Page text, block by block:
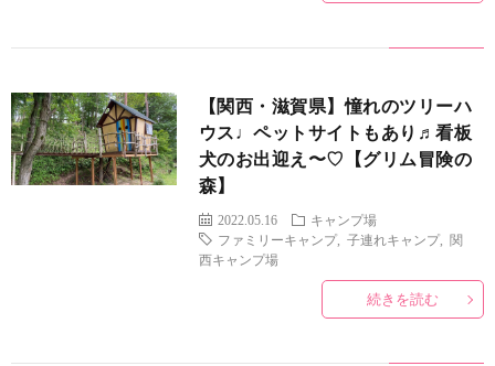
【関西・滋賀県】憧れのツリーハ
ウス♩ペットサイトもあり♬看板
犬のお出迎え〜♡【グリム冒険の
森】
2022.05.16
キャンプ場
ファミリーキャンプ, 子連れキャンプ, 関
西キャンプ場
続きを読む